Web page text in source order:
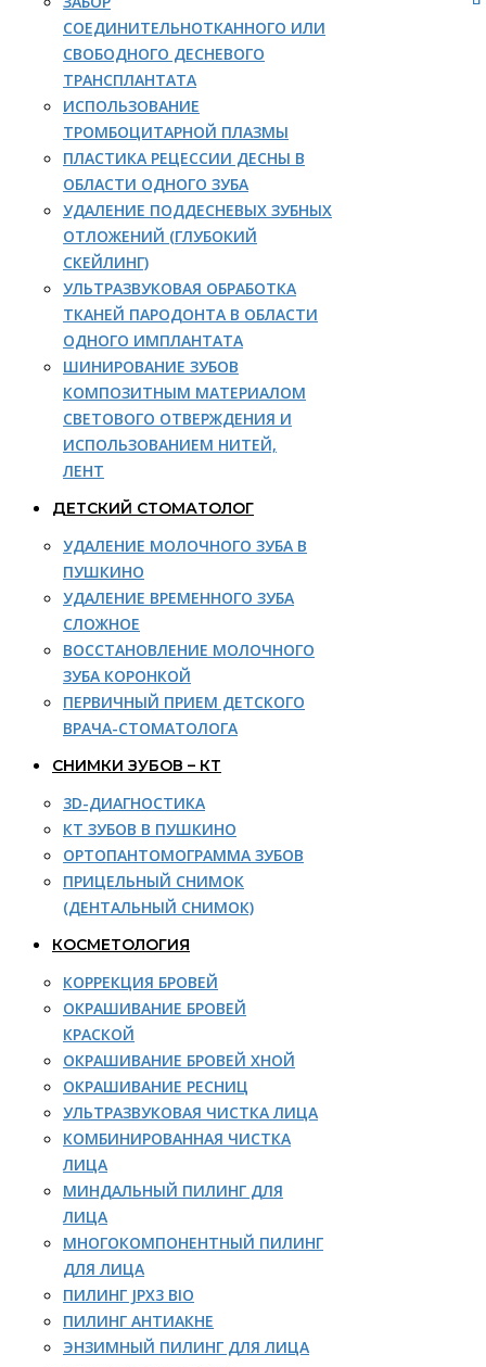
СОЕДИНИТЕЛЬНОТКАННОГО ИЛИ
СВОБОДНОГО ДЕСНЕВОГО
ТРАНСПЛАНТАТА
ИСПОЛЬЗОВАНИЕ
ТРОМБОЦИТАРНОЙ ПЛАЗМЫ
ПЛАСТИКА РЕЦЕССИИ ДЕСНЫ В
ОБЛАСТИ ОДНОГО ЗУБА
УДАЛЕНИЕ ПОДДЕСНЕВЫХ ЗУБНЫХ
ОТЛОЖЕНИЙ (ГЛУБОКИЙ
СКЕЙЛИНГ)
УЛЬТРАЗВУКОВАЯ ОБРАБОТКА
ТКАНЕЙ ПАРОДОНТА В ОБЛАСТИ
ОДНОГО ИМПЛАНТАТА
ШИНИРОВАНИЕ ЗУБОВ
КОМПОЗИТНЫМ МАТЕРИАЛОМ
СВЕТОВОГО ОТВЕРЖДЕНИЯ И
ИСПОЛЬЗОВАНИЕМ НИТЕЙ,
ЛЕНТ
ДЕТСКИЙ СТОМАТОЛОГ
УДАЛЕНИЕ МОЛОЧНОГО ЗУБА В
ПУШКИНО
УДАЛЕНИЕ ВРЕМЕННОГО ЗУБА
СЛОЖНОЕ
ВОССТАНОВЛЕНИЕ МОЛОЧНОГО
ЗУБА КОРОНКОЙ
ПЕРВИЧНЫЙ ПРИЕМ ДЕТСКОГО
ВРАЧА-СТОМАТОЛОГА
СНИМКИ ЗУБОВ – КТ
3D-ДИАГНОСТИКА
КТ ЗУБОВ В ПУШКИНО
ОРТОПАНТОМОГРАММА ЗУБОВ
ПРИЦЕЛЬНЫЙ СНИМОК
(ДЕНТАЛЬНЫЙ СНИМОК)
КОСМЕТОЛОГИЯ
КОРРЕКЦИЯ БРОВЕЙ
ОКРАШИВАНИЕ БРОВЕЙ
КРАСКОЙ
ОКРАШИВАНИЕ БРОВЕЙ ХНОЙ
ОКРАШИВАНИЕ РЕСНИЦ
УЛЬТРАЗВУКОВАЯ ЧИСТКА ЛИЦА
КОМБИНИРОВАННАЯ ЧИСТКА
ЛИЦА
МИНДАЛЬНЫЙ ПИЛИНГ ДЛЯ
ЛИЦА
МНОГОКОМПОНЕНТНЫЙ ПИЛИНГ
ДЛЯ ЛИЦА
ПИЛИНГ JPX3 BIO
ПИЛИНГ АНТИАКНЕ
ЭНЗИМНЫЙ ПИЛИНГ ДЛЯ ЛИЦА